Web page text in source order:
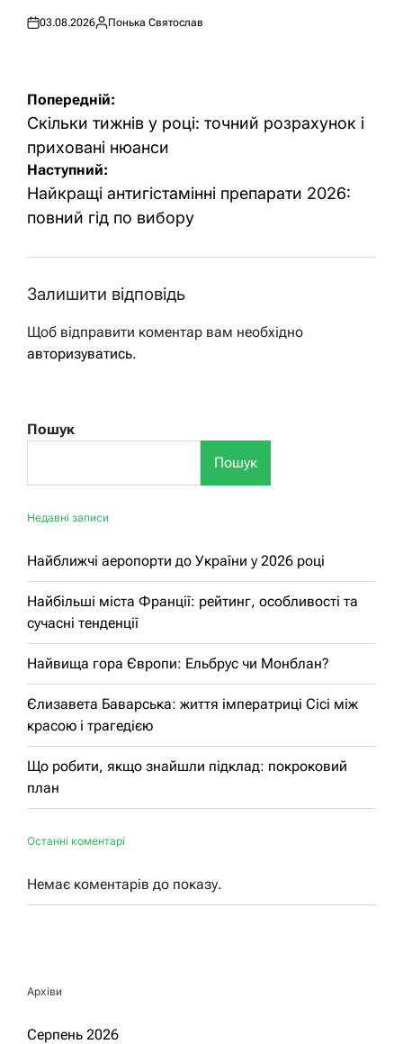
Оприлюднено
03.08.2026
Опубліковано
Понька Святослав
Навігація
записів
Попередній:
Скільки тижнів у році: точний розрахунок і
приховані нюанси
Наступний:
Найкращі антигістамінні препарати 2026:
повний гід по вибору
Залишити відповідь
Щоб відправити коментар вам необхідно
авторизуватись.
Пошук
Пошук
Недавні записи
Найближчі аеропорти до України у 2026 році
Найбільші міста Франції: рейтинг, особливості та
сучасні тенденції
Найвища гора Європи: Ельбрус чи Монблан?
Єлизавета Баварська: життя імператриці Сісі між
красою і трагедією
Що робити, якщо знайшли підклад: покроковий
план
Останні коментарі
Немає коментарів до показу.
Архіви
Серпень 2026